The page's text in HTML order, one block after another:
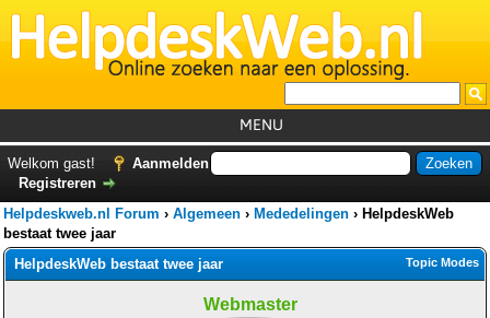
MENU
GemistDownloader
Welkom gast!
Aanmelden
Registreren
Helpdeskweb.nl Forum › Algemeen › Mededelingen › HelpdeskWeb
bestaat twee jaar
Topic Modes
HelpdeskWeb bestaat twee jaar
Webmaster